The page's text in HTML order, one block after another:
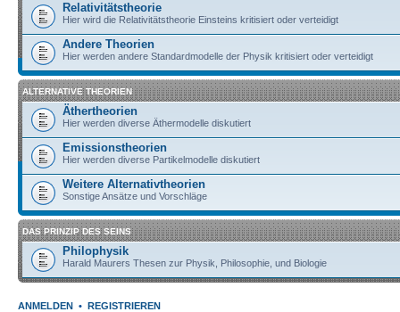
Relativitätstheorie
Hier wird die Relativitätstheorie Einsteins kritisiert oder verteidigt
Andere Theorien
Hier werden andere Standardmodelle der Physik kritisiert oder verteidigt
ALTERNATIVE THEORIEN
Äthertheorien
Hier werden diverse Äthermodelle diskutiert
Emissionstheorien
Hier werden diverse Partikelmodelle diskutiert
Weitere Alternativtheorien
Sonstige Ansätze und Vorschläge
DAS PRINZIP DES SEINS
Philophysik
Harald Maurers Thesen zur Physik, Philosophie, und Biologie
ANMELDEN • REGISTRIEREN